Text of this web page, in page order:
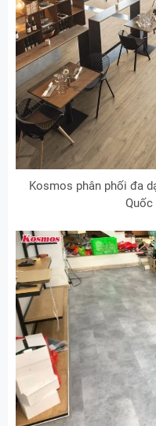
Kosmos phân phối đa
Quốc